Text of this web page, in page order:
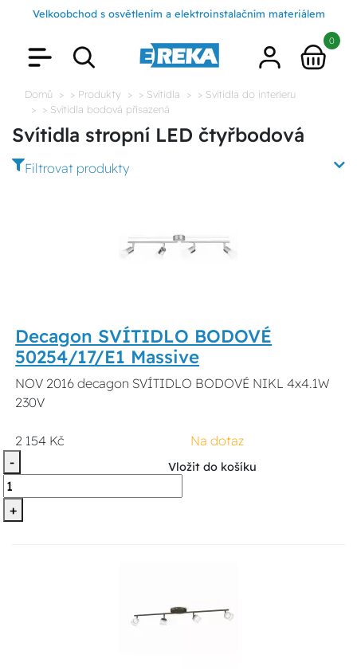
Velkoobchod s osvětlením a elektroinstalačním materiálem
0
Domů > Produkty > Svítidla
> Svítidla do interieru
> Svítidla bodová přisazená
Svítidla stropní LED čtyřbodová
Filtrovat produkty
Decagon SVÍTIDLO BODOVÉ
50254/17/E1 Massive
NOV 2016 decagon SVÍTIDLO BODOVÉ NIKL 4x4.1W
230V
2 154 Kč
Na dotaz
-
+
Vložit do košíku